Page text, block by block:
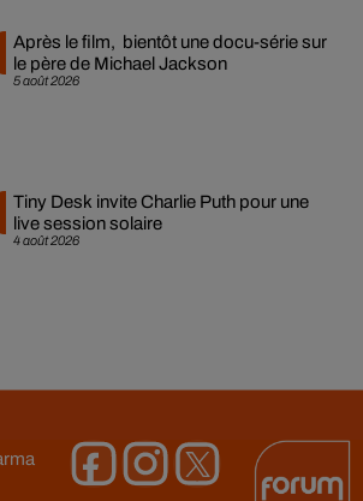
5 août 2026
Après le film, bientôt une docu-série sur
le père de Michael Jackson
4 août 2026
Tiny Desk invite Charlie Puth pour une
live session solaire